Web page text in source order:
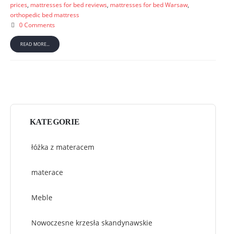
prices, mattresses for bed reviews, mattresses for bed Warsaw,
orthopedic bed mattress
0 Comments
READ MORE...
KATEGORIE
łóżka z materacem
materace
Meble
Nowoczesne krzesła skandynawskie